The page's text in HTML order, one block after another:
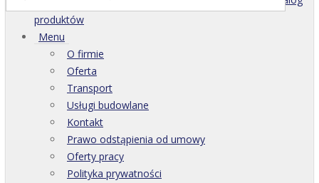
produktów
Menu
O firmie
Oferta
Transport
Usługi budowlane
Kontakt
Prawo odstąpienia od umowy
Oferty pracy
Polityka prywatności